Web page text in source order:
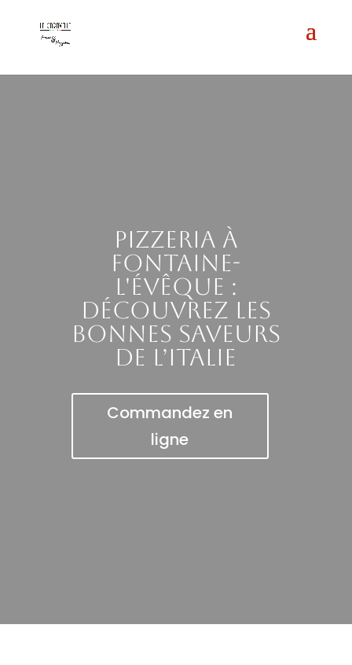
Pizzeria à
Fontaine-
l'Évêque :
découvrez les
bonnes saveurs
de l’Italie
Commandez en
ligne